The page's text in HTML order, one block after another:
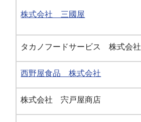
株式会社 三國屋
タカノフードサービス 株式会社
西野屋食品 株式会社
株式会社 宍戸屋商店